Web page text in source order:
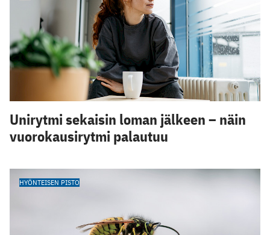
Unirytmi sekaisin loman jälkeen – näin
vuorokausirytmi palautuu
HYÖNTEISEN PISTO